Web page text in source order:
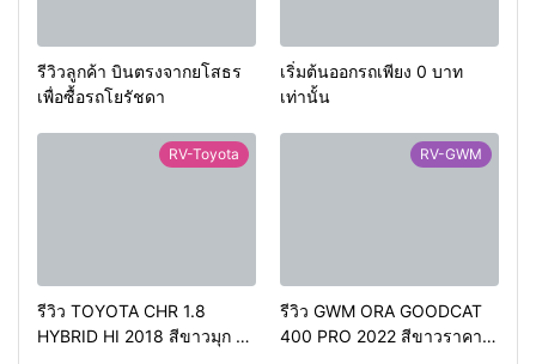
รีวิวลูกค้า บินตรงจากยโสธร
เพื่อซื้อรถโยรัชดา
เริ่มต้นออกรถเพียง 0 บาท
เท่านั้น
RV-Toyota
รีวิว TOYOTA CHR 1.8
HYBRID HI 2018 สีขาวมุก ตัว
RV-GWM
รีวิว GWM ORA GOODCAT
400 PRO 2022 สีขาวราคา